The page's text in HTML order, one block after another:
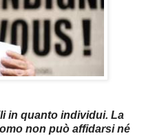
in quanto individui. La
non può affidarsi né